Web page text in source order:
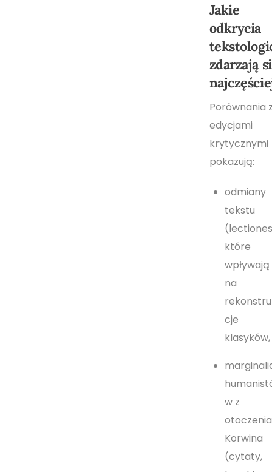
Jakie
odkrycia
zdarzają
Porównania
edycjami
krytycznymi
pokazują:
odmiany
tekstu
które
wpływają
na
cje
klasyków,
w z
otoczenia
Korwina
(cytaty,